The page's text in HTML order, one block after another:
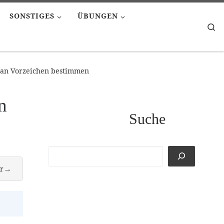
SONSTIGES ÜBUNGEN
Vorzeichen bestimmen
→
Suche